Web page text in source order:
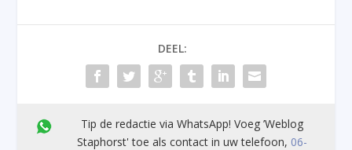
DEEL:
Tip de redactie via WhatsApp! Voeg ’Weblog
Staphorst' toe als contact in uw telefoon, 06-